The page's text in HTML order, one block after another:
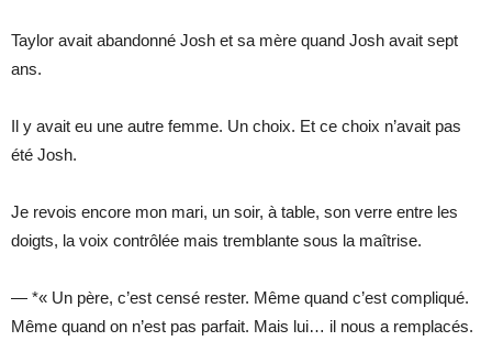
Taylor avait abandonné Josh et sa mère quand Josh avait sept
ans.
Il y avait eu une autre femme. Un choix. Et ce choix n’avait pas
été Josh.
Je revois encore mon mari, un soir, à table, son verre entre les
doigts, la voix contrôlée mais tremblante sous la maîtrise.
— *« Un père, c’est censé rester. Même quand c’est compliqué.
Même quand on n’est pas parfait. Mais lui… il nous a remplacés.